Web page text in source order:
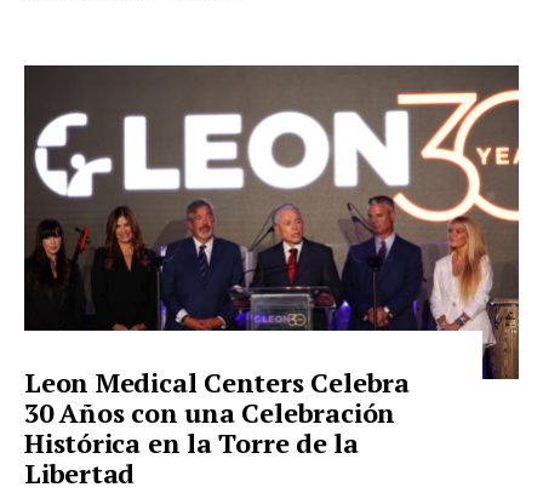
Leon Medical Centers Celebra
30 Años con una Celebración
Histórica en la Torre de la
Libertad